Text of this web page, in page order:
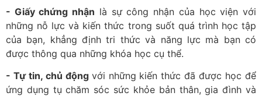
- Giấy chứng nhận là sự công nhận của học viện với
những nỗ lực và kiến thức trong suốt quá trình học tập
của bạn, khẳng định tri thức và năng lực mà bạn có
được thông qua những khóa học cụ thể.
- Tự tin, chủ động với những kiến thức đã được học để
ứng dụng tụ chăm sóc sức khỏe bản thân, gia đình và